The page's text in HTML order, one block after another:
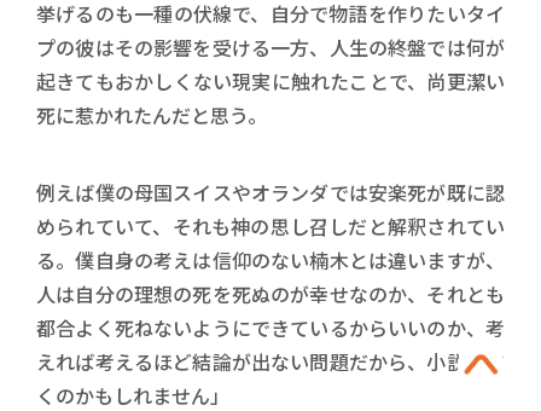
挙げるのも一種の伏線で、自分で物語を作りたいタイ
プの彼はその影響を受ける一方、人生の終盤では何が
起きてもおかしくない現実に触れたことで、尚更潔い
死に惹かれたんだと思う。
例えば僕の母国スイスやオランダでは安楽死が既に認
められていて、それも神の思し召しだと解釈されてい
る。僕自身の考えは信仰のない楠木とは違いますが、
人は自分の理想の死を死ぬのが幸せなのか、それとも
都合よく死ねないようにできているからいいのか、考
えれば考えるほど結論が出ない問題だから、小説に書
くのかもしれません」